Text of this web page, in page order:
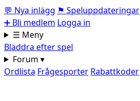
💬 Nya inlägg ⚑ Speluppdateringar
➕ Bli medlem Logga in
☰ Meny
Bläddra efter spel
Forum ▾
Ordlista Frågesporter Rabattkoder